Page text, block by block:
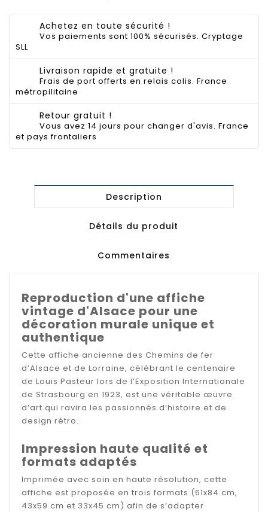
Achetez en toute sécurité !
Vos paiements sont 100% sécurisés. Cryptage
SLL
Livraison rapide et gratuite !
Frais de port offerts en relais colis. France
métropilitaine
Retour gratuit !
Vous avez 14 jours pour changer d'avis. France
et pays frontaliers
Description
Détails du produit
Commentaires
Reproduction d'une affiche
vintage d'Alsace pour une
décoration murale unique et
authentique
Cette affiche ancienne des Chemins de fer
d’Alsace et de Lorraine, célébrant le centenaire
de Louis Pasteur lors de l’Exposition Internationale
de Strasbourg en 1923, est une véritable œuvre
d’art qui ravira les passionnés d’histoire et de
design rétro.
Impression haute qualité et
formats adaptés
Imprimée avec soin en haute résolution, cette
affiche est proposée en trois formats (61x84 cm,
43x59 cm et 33x45 cm) afin de s’adapter